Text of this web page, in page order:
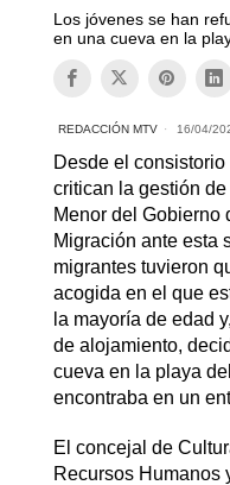
Los jóvenes se han
en una cueva en la
REDACCIÓN MTV 16/04/
Desde el
critican la gestión
Menor del Gobierno
Migración ante esta
migrantes tuvieron
acogida en el que
la mayoría de edad
de alojamiento,
cueva en la playa
encontraba en un
El concejal de
Recursos Humanos